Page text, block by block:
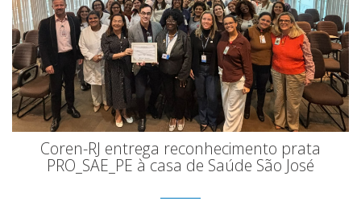
Coren-RJ entrega reconhecimento prata
PRO_SAE_PE à casa de Saúde São José